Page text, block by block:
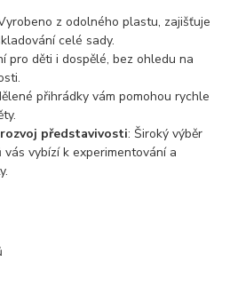
z odolného plastu, zajišťuje
celé sady.
pro děti i dospělé, bez ohledu na
přihrádky vám pomohou rychle
představivosti: Široký výběr
vybízí k experimentování a